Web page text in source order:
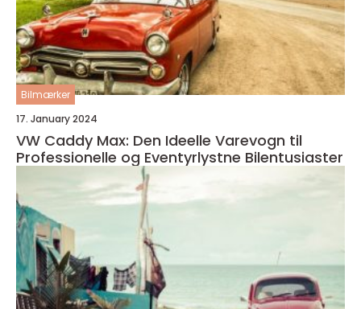
Bilmærker
17. January 2024
VW Caddy Max: Den Ideelle Varevogn til
Professionelle og Eventyrlystne Bilentusiaster